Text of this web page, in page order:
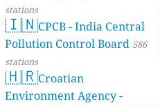
stations
🇮🇳CPCB - India Central
Pollution Control Board 586
stations
🇭🇷Croatian
Environment Agency -